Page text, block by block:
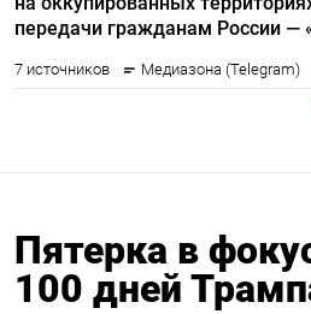
Пятерка в
100 дней